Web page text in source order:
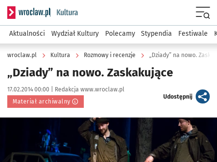
Serwis informacyjny wroclaw.pl podserwis: Kultura
Aktualności Wydział Kultury Polecamy Stypendia Festiwale
wroclaw.pl Kultura Rozmowy i recenzje „Dziady” na nowo.
„Dziady” na nowo. Zaskakujące
Data publikacji:
17.02.2014 00:00 | Autor:
Redakcja www.wroclaw.pl
Materiał archiwalny
Udostępnijartykuł